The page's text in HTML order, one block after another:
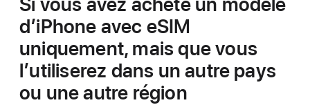
d’iPhone avec eSIM
uniquement, mais que vous
l’utiliserez dans un autre pays
ou une autre région